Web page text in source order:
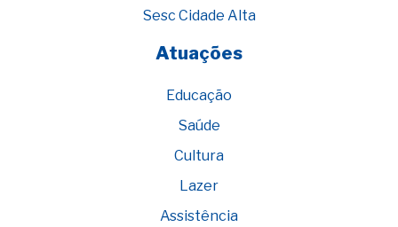
Sesc Cidade Alta
Atuações
Educação
Saúde
Cultura
Lazer
Assistência